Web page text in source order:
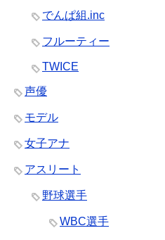
でんぱ組.inc
フルーティー
TWICE
声優
モデル
女子アナ
アスリート
野球選手
WBC選手